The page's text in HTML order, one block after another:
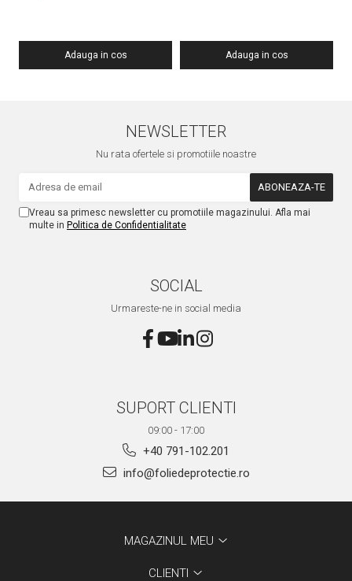
Adauga in cos Adauga in cos
NEWSLETTER
Nu rata ofertele si promotiile noastre
Vreau sa primesc newsletter cu promotiile magazinului. Afla mai
multe in Politica de Confidentialitate
SOCIAL
Urmareste-ne in social media
SUPORT CLIENTI
09:00 - 17:00
+40 791-102.201
info@foliedeprotectie.ro
MAGAZINUL MEU
CLIENTI